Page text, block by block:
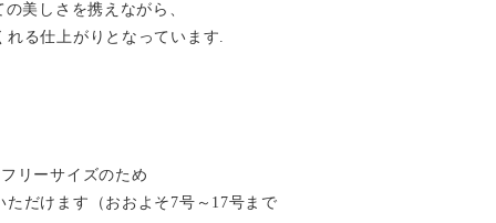
美しさを携えながら、
る仕上がりとなっています.
リーサイズのため
だけます（おおよそ7号～17号まで